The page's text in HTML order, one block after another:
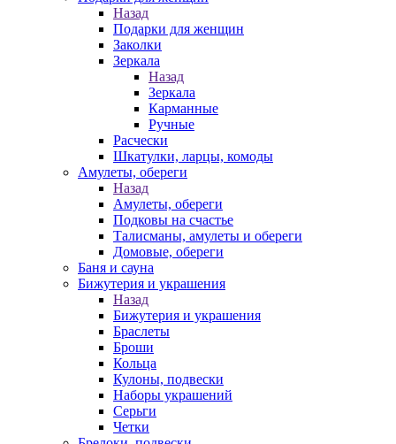
Назад
Подарки для женщин
Заколки
Зеркала
Назад
Зеркала
Карманные
Ручные
Расчески
Шкатулки, ларцы, комоды
Амулеты, обереги
Назад
Амулеты, обереги
Подковы на счастье
Талисманы, амулеты и обереги
Домовые, обереги
Баня и сауна
Бижутерия и украшения
Назад
Бижутерия и украшения
Браслеты
Броши
Кольца
Кулоны, подвески
Наборы украшений
Серьги
Четки